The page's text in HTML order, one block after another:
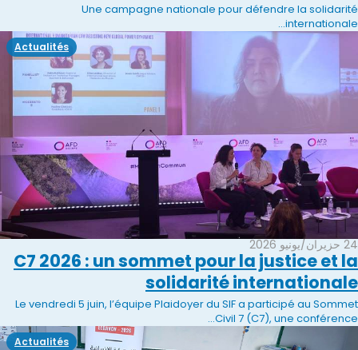
Une campagne nationale pour défendre la solidarité
internationale...
24 حزيران/يونيو 2026
C7 2026 : un sommet pour la justice et la
solidarité internationale
Le vendredi 5 juin, l’équipe Plaidoyer du SIF a participé au Sommet
Civil 7 (C7), une conférence...
Actualités
Actualités